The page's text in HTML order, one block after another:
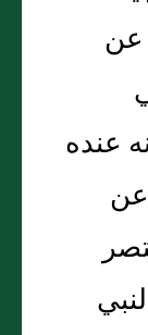
عن
عنده
عن